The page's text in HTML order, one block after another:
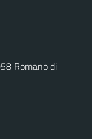
Romano di